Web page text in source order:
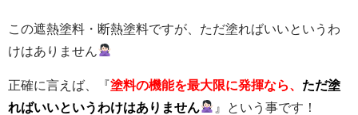
この遮熱塗料・断熱塗料ですが、ただ塗ればいいというわ
けはありません
正確に言えば、『塗料の機能を最大限に発揮なら、 ただ塗
ればいいというわけはありません
』という事です！